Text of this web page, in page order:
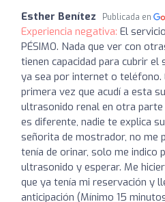
Esther Benítez Publicada en
Experiencia negativa: El
PÉSIMO. Nada que ver con
tienen capacidad para cubrir el
ya sea por internet o teléfono.
primera vez que acudí a esta
ultrasonido renal en otra parte
es diferente, nadie te explica
señorita de mostrador, no me
tenía de orinar, solo me indico
ultrasonido y esperar. Me
que ya tenía mi reservación y
anticipación (Mínimo 15